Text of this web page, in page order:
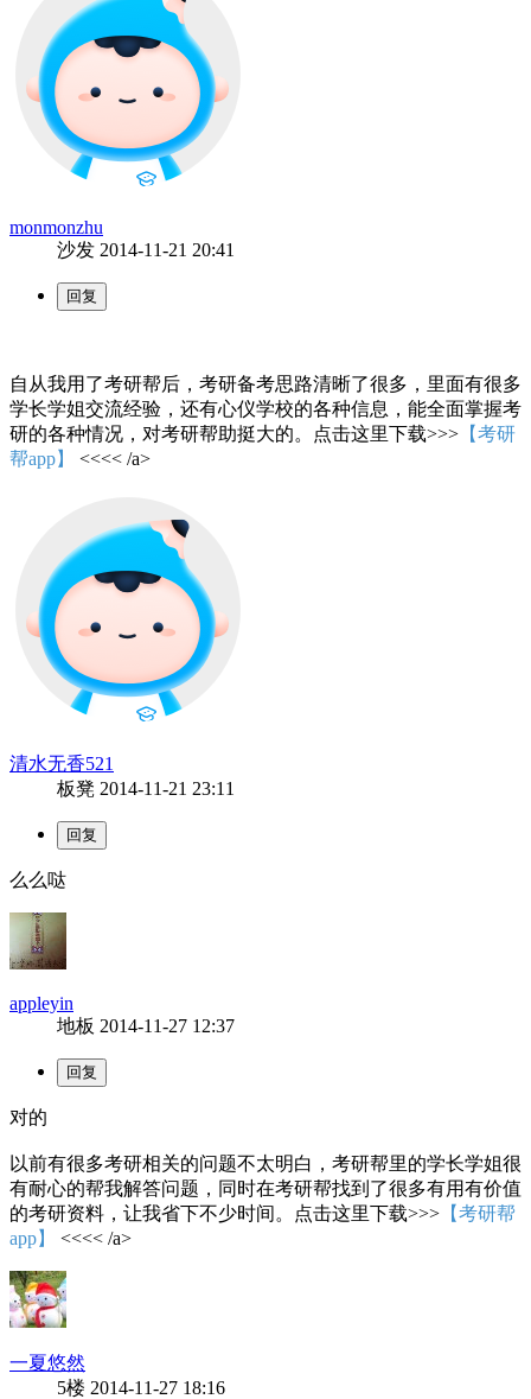
monmonzhu
沙发 2014-11-21 20:41
自从我用了考研帮后，考研备考思路清晰了很多，里面有很多
学长学姐交流经验，还有心仪学校的各种信息，能全面掌握考
研的各种情况，对考研帮助挺大的。点击这里下载>>> 【考研
帮app】
<<<< /a>
清水无香521
板凳 2014-11-21 23:11
么么哒
appleyin
地板 2014-11-27 12:37
对的
以前有很多考研相关的问题不太明白，考研帮里的学长学姐很
有耐心的帮我解答问题，同时在考研帮找到了很多有用有价值
的考研资料，让我省下不少时间。点击这里下载>>> 【考研帮
app】
<<<< /a>
一夏悠然
5楼 2014-11-27 18:16